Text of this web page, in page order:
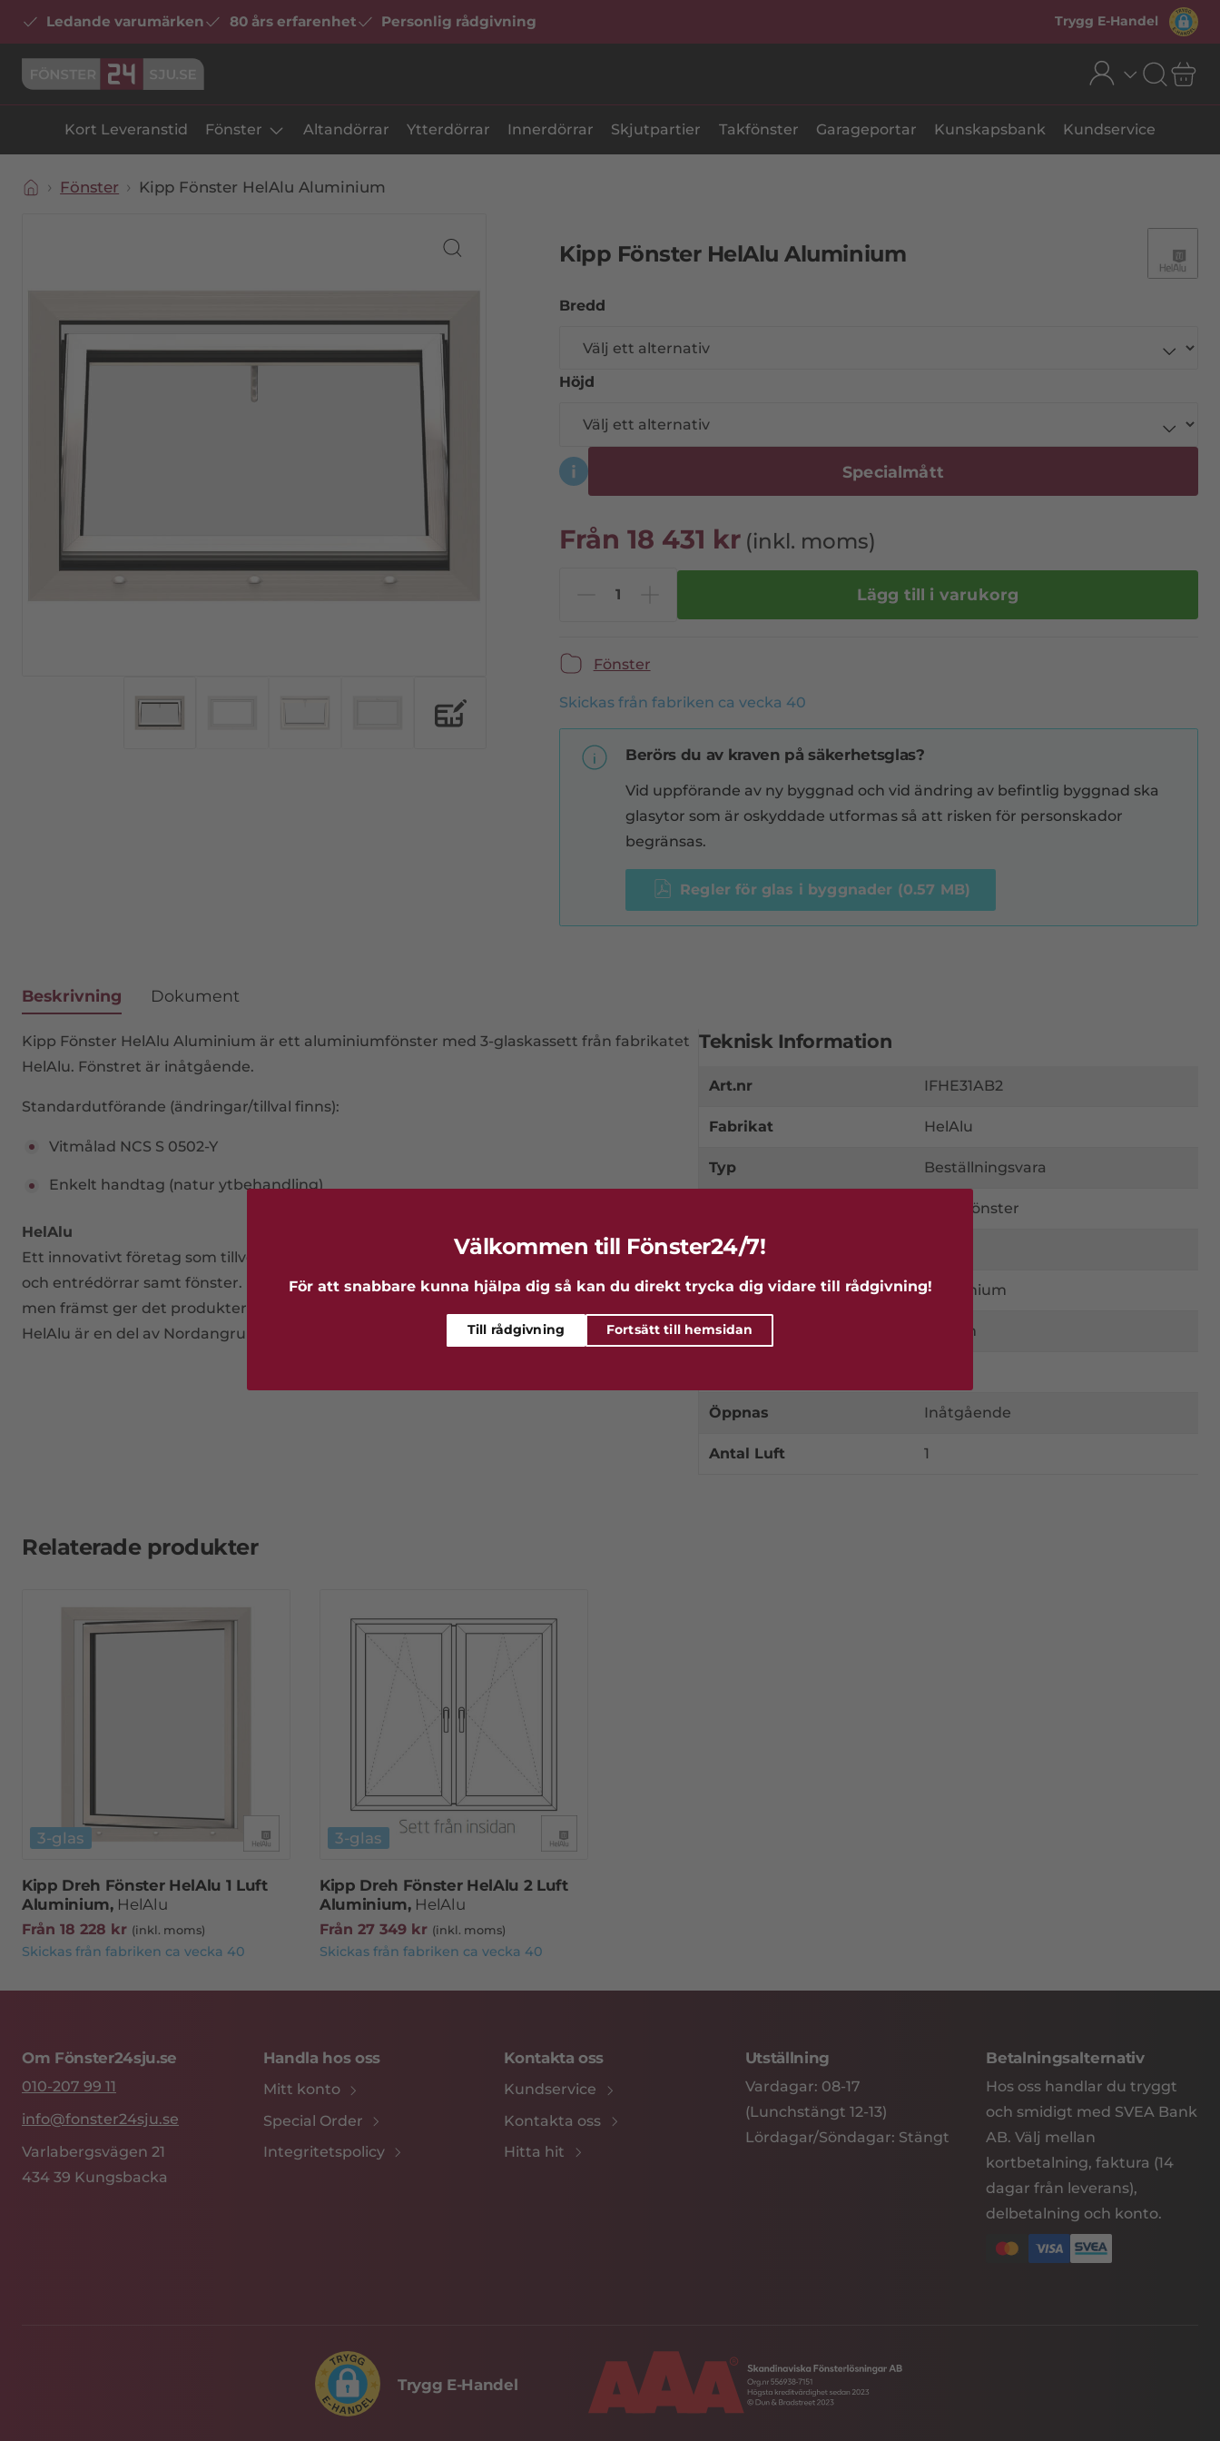
Ledande varumärken 80 års erfarenhet Personlig rådgivning Trygg E-Handel
Kort Leveranstid Fönster Altandörrar Ytterdörrar Innerdörrar Skjutpartier Takfönster Garageportar Kunskapsbank Kundservice
Fönster Kipp Fönster HelAlu Aluminium
Kipp Fönster HelAlu Aluminium
Bredd
Höjd
Specialmått
Från 18 431 kr (inkl. moms)
Lägg till i varukorg
Fönster
Skickas från fabriken ca vecka 40
Berörs du av kraven på säkerhetsglas?
Vid uppförande av ny byggnad och vid ändring av befintlig byggnad ska
glasytor som är oskyddade utformas så att risken för personskador
begränsas.
Regler för glas i byggnader (0.57 MB)
Beskrivning Dokument
Kipp Fönster HelAlu Aluminium är ett aluminiumfönster med 3-glaskassett från fabrikatet
HelAlu. Fönstret är inåtgående.
Standardutförande (ändringar/tillval finns):
Vitmålad NCS S 0502-Y
Enkelt handtag (natur ytbehandling)
HelAlu
Ett innovativt företag som tillverkar sina produkter i aluminium. Tillverkar skjut-, vik-, altan-
och entrédörrar samt fönster. Det finns flera fördelar att tillverka produkter i aluminium
men främst ger det produkterna en lång hållbarhet och ett estetiskt unikt utseende.
HelAlu är en del av Nordangruppen.
Teknisk Information
Art.nr IFHE31AB2
Fabrikat HelAlu
Typ Beställningsvara
Kipp Fönster
Glastyp
Material Aluminium
Karmdjup 86 mm
Öppnas Inåtgående
Antal Luft 1
Relaterade produkter
3-glas
Kipp Dreh Fönster HelAlu 1 Luft
Aluminium, HelAlu
Från 18 228 kr (inkl. moms)
Skickas från fabriken ca vecka 40
3-glas
Kipp Dreh Fönster HelAlu 2 Luft
Aluminium, HelAlu
Från 27 349 kr (inkl. moms)
Skickas från fabriken ca vecka 40
Om Fönster24sju.se
010-207 99 11
info@fonster24sju.se
Varlabergsvägen 21
434 39 Kungsbacka
Handla hos oss
Mitt konto
Special Order
Integritetspolicy
Kontakta oss
Kundservice
Kontakta oss
Hitta hit
Utställning
Vardagar: 08-17
(Lunchstängt 12-13)
Lördagar/Söndagar: Stängt
Betalningsalternativ
Hos oss handlar du tryggt
och smidigt med SVEA Bank
AB. Välj mellan
kortbetalning, faktura (14
dagar från leverans),
delbetalning och konto.
Trygg E-Handel
Välkommen till Fönster24/7!
För att snabbare kunna hjälpa dig så kan du direkt trycka dig vidare till rådgivning!
Till rådgivning Fortsätt till hemsidan